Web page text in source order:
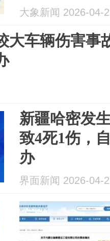
大象新闻 2026-04-
大车辆伤害事
新疆哈密发
致4死1伤，
办
界面新闻 2026-04-